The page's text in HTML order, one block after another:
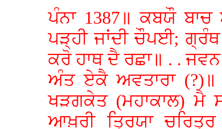
ਪੰਨਾ 1387॥ ਕਬਯੌ
ਪੜ੍ਹੀ ਜਾਂਦੀ ਚੌਪਈ;
ਕਰੋ ਹਾਥ ਦੈ ਰਛਾ॥ . .
ਅੰਤ ਏਕੈ ਅਵਤਾਰਾ
ਖੜਗਕੇਤ (ਮਹਾਕਾਲ) ਮੈ
ਆਖ਼ਰੀ ਤ੍ਰਿਯਾ